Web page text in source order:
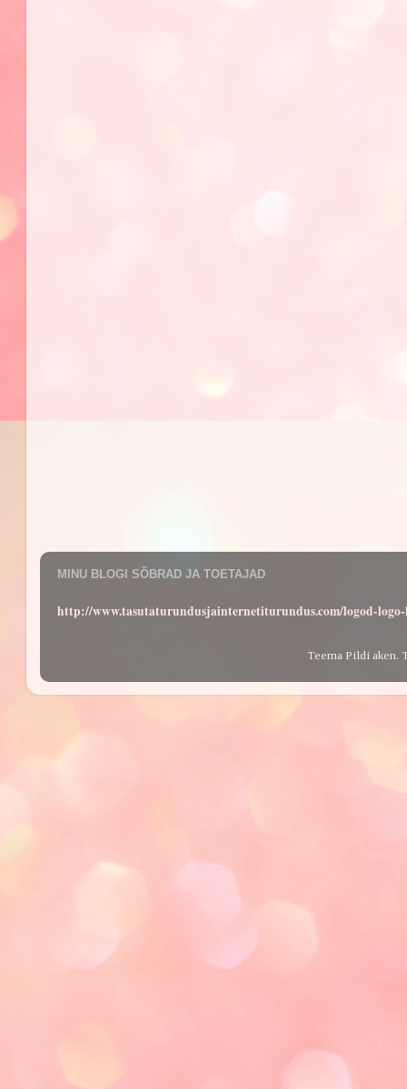
MINU BLOGI SÕBRAD JA TOETAJAD
http://www.tasutaturundusjainternetiturundus.com/logod-
Teema Pildi aken.